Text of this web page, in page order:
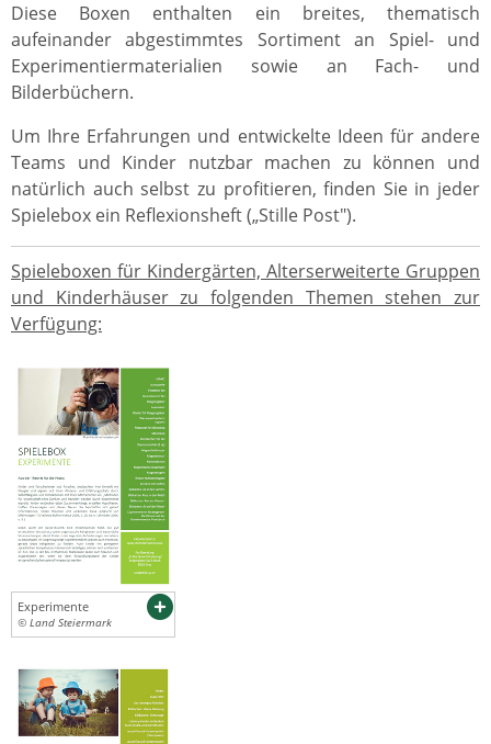
Diese Boxen enthalten ein breites, thematisch
aufeinander abgestimmtes Sortiment an Spiel- und
Experimentiermaterialien sowie an Fach- und
Bilderbüchern.
Um Ihre Erfahrungen und entwickelte Ideen für andere
Teams und Kinder nutzbar machen zu können und
natürlich auch selbst zu profitieren, finden Sie in jeder
Spielebox ein Reflexionsheft („Stille Post").
Spieleboxen für Kindergärten, Alterserweiterte Gruppen
und Kinderhäuser zu folgenden Themen stehen zur
Verfügung:
Experimente
© Land Steiermark